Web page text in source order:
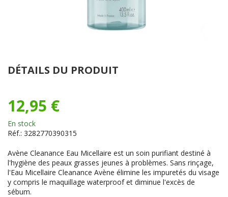
DÉTAILS DU PRODUIT
12,95 €
En stock
Réf.: 3282770390315
Avène Cleanance Eau Micellaire est un soin purifiant destiné à
l'hygiène des peaux grasses jeunes à problèmes. Sans rinçage,
l'Eau Micellaire Cleanance Avène élimine les impuretés du visage
y compris le maquillage waterproof et diminue l'excès de
sébum.